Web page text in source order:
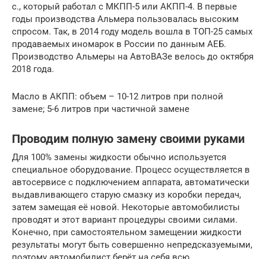
с., который работал с МКПП-5 или АКПП-4. В первые
годы производства Альмера пользовалась высоким
спросом. Так, в 2014 году модель вошла в ТОП-25 самых
продаваемых иномарок в России по данным АЕБ.
Производство Альмеры на АвтоВАЗе велось до октября
2018 года.
Масло в АКПП: объем – 10-12 литров при полной
замене; 5-6 литров при частичной замене
Проводим полную замену своими руками
Для 100% замены жидкости обычно используется
специальное оборудование. Процесс осуществляется в
автосервисе с подключением аппарата, автоматически
выдавливающего старую смазку из коробки передач,
затем замещая её новой. Некоторые автомобилисты
проводят и этот вариант процедуры своими силами.
Конечно, при самостоятельном замещении жидкости
результаты могут быть совершенно непредсказуемыми,